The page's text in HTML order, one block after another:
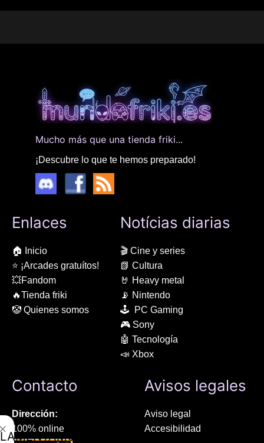
Mucho más que una tienda friki...
¡Descubre lo que te hemos preparado!
Enlaces
🏠 Inicio
⭐ ¡Arcades gratuítos!
💥Fandom
🔥Tienda friki
🤡 Quienes somos
Notícias diarias
🎬 Cine y series
📗 Cultura
🤘 Heavy metal
📡 Nintendo
🕹 PC Gaming
🎮 Sony
🤖 Tecnología
📣 Xbox
Contacto
Dirección:
100% online
Avisos legales
Aviso legal
Accesibilidad
LAMENTAMOS